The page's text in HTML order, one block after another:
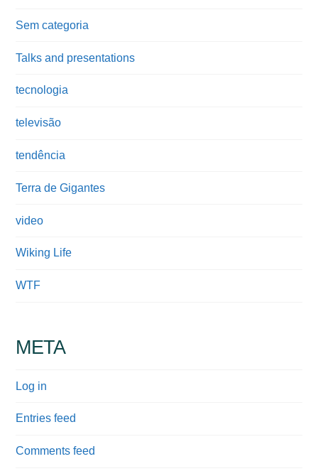
Sem categoria
Talks and presentations
tecnologia
televisão
tendência
Terra de Gigantes
video
Wiking Life
WTF
META
Log in
Entries feed
Comments feed